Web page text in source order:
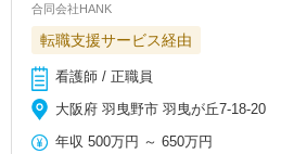
合同会社HANK
転職支援サービス経由
看護師 / 正職員
大阪府 羽曳野市 羽曳が丘7-18-20
年収 500万円 ～650万円